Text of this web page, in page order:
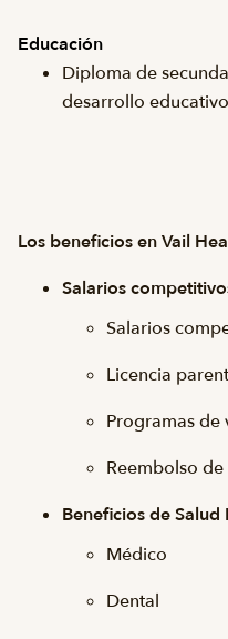
Educación
Diploma de
desarrollo
Los beneficios en Vail
Salarios
Salarios
Licencia
Programas de
Reembolso
Beneficios de Salud
Médico
Dental